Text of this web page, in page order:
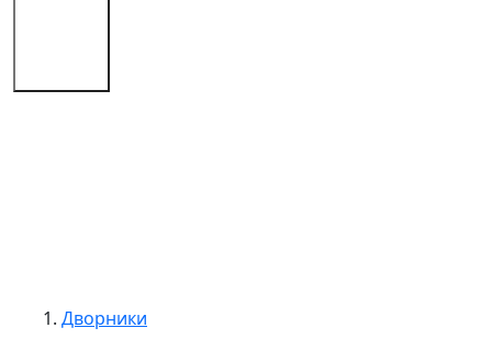
Дворники